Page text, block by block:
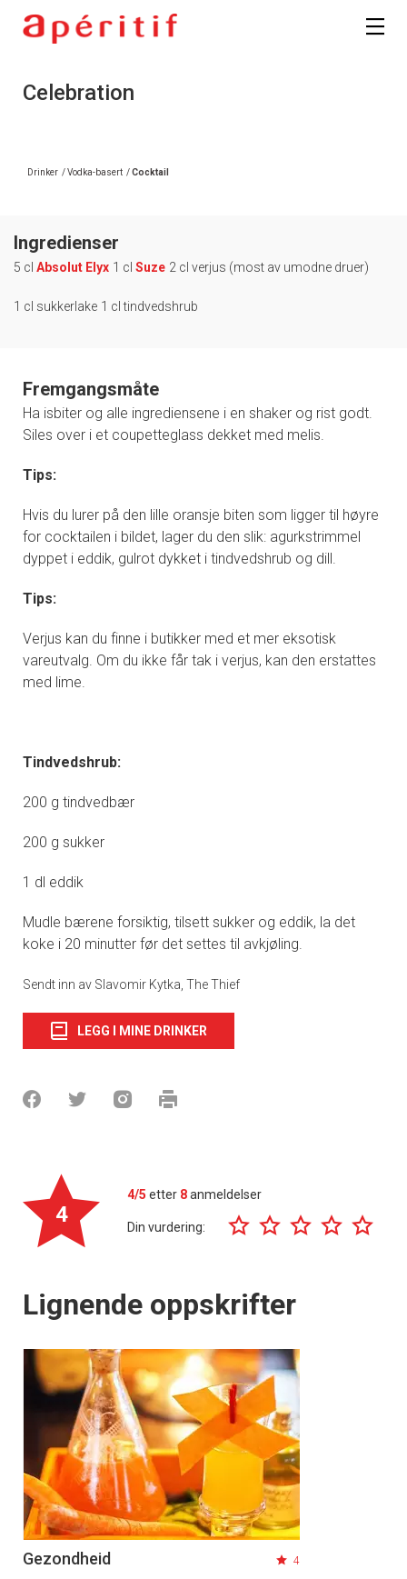
Celebration
Drinker /Vodka-basert /Cocktail
Ingredienser
5 cl Absolut Elyx 1 cl Suze 2 cl verjus (most av umodne druer)
1 cl sukkerlake 1 cl tindvedshrub
Fremgangsmåte
Ha isbiter og alle ingrediensene i en shaker og rist godt.
Siles over i et coupetteglass dekket med melis.
Tips:
Hvis du lurer på den lille oransje biten som ligger til høyre
for cocktailen i bildet, lager du den slik: agurkstrimmel
dyppet i eddik, gulrot dykket i tindvedshrub og dill.
Tips:
Verjus kan du finne i butikker med et mer eksotisk
vareutvalg. Om du ikke får tak i verjus, kan den erstattes
med lime.
Tindvedshrub:
200 g tindvedbær
200 g sukker
1 dl eddik
Mudle bærene forsiktig, tilsett sukker og eddik, la det
koke i 20 minutter før det settes til avkjøling.
Sendt inn av Slavomir Kytka, The Thief
LEGG I MINE DRINKER
4
4/5 etter 8anmeldelser
Din vurdering:
Lignende oppskrifter
Gezondheid 4